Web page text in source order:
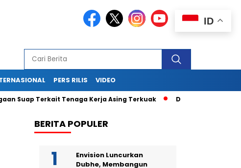
PERS RILIS VIDEO
Terkait Tenaga Kerja Asing Terkuak Drama di Balik Sidang
BERITA POPULER
Envision Luncurkan
Dubhe, Membangun
ID